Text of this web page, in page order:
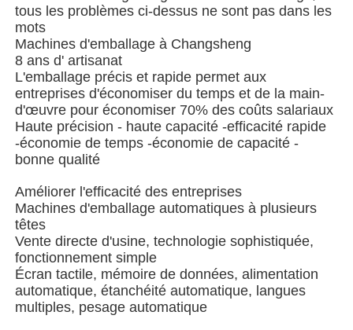
Machine à emballer à plusieurs voies
Machine déshydratante de machine à mettre sous
Machine à compter les cartes
Machines d'emballage
machine à cartonner
machine de remplissage
tous les problèmes ci-dessus ne sont pas dans les
mots
Machines d'emballage à Changsheng
8 ans d' artisanat
L'emballage précis et rapide permet aux
entreprises d'économiser du temps et de la main-
d'œuvre pour économiser 70% des coûts salariaux
Haute précision - haute capacité -efficacité rapide
-économie de temps -économie de capacité -
bonne qualité
Améliorer l'efficacité des entreprises
Machines d'emballage automatiques à plusieurs
têtes
Vente directe d'usine, technologie sophistiquée,
fonctionnement simple
Écran tactile, mémoire de données, alimentation
automatique, étanchéité automatique, langues
multiples, pesage automatique